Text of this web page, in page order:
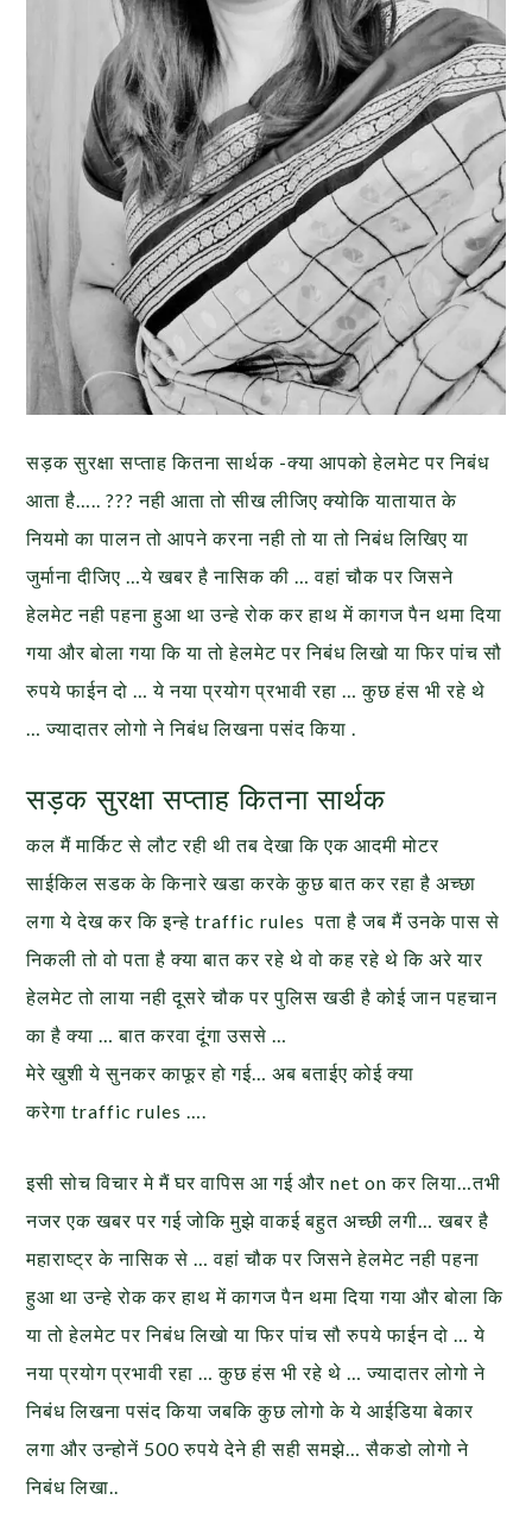
सड़क सुरक्षा सप्ताह कितना सार्थक -क्या आपको हेलमेट पर निबंध
आता है….. ??? नही आता तो सीख लीजिए क्योकि यातायात के
नियमो का पालन तो आपने करना नही तो या तो निबंध लिखिए या
जुर्माना दीजिए …ये खबर है नासिक की … वहां चौक पर जिसने
हेलमेट नही पहना हुआ था उन्हे रोक कर हाथ में कागज पैन थमा दिया
गया और बोला गया कि या तो हेलमेट पर निबंध लिखो या फिर पांच सौ
रुपये फाईन दो … ये नया प्रयोग प्रभावी रहा … कुछ हंस भी रहे थे
… ज्यादातर लोगो ने निबंध लिखना पसंद किया .
सड़क सुरक्षा सप्ताह कितना सार्थक
कल मैं मार्किट से लौट रही थी तब देखा कि एक आदमी मोटर
साईकिल सडक के किनारे खडा करके कुछ बात कर रहा है अच्छा
लगा ये देख कर कि इन्हे traffic rules पता है जब मैं उनके पास से
निकली तो वो पता है क्या बात कर रहे थे वो कह रहे थे कि अरे यार
हेलमेट तो लाया नही दूसरे चौक पर पुलिस खडी है कोई जान पहचान
का है क्या … बात करवा दूंगा उससे …
मेरे खुशी ये सुनकर काफूर हो गई… अब बताईए कोई क्या
करेगा traffic rules ….
इसी सोच विचार मे मैं घर वापिस आ गई और net on कर लिया…तभी
नजर एक खबर पर गई जोकि मुझे वाकई बहुत अच्छी लगी… खबर है
महाराष्ट्र के नासिक से … वहां चौक पर जिसने हेलमेट नही पहना
हुआ था उन्हे रोक कर हाथ में कागज पैन थमा दिया गया और बोला कि
या तो हेलमेट पर निबंध लिखो या फिर पांच सौ रुपये फाईन दो … ये
नया प्रयोग प्रभावी रहा … कुछ हंस भी रहे थे … ज्यादातर लोगो ने
निबंध लिखना पसंद किया जबकि कुछ लोगो के ये आईडिया बेकार
लगा और उन्होनें 500 रुपये देने ही सही समझे… सैकडो लोगो ने
निबंध लिखा..